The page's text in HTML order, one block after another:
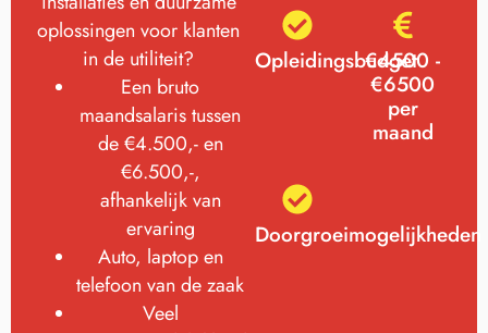
oplossingen voor klanten
in de utiliteit?
Een bruto
maandsalaris tussen
de €4.500,- en
€6.500,-,
afhankelijk van
ervaring
Auto, laptop en
telefoon van de zaak
Veel
Opleidingsbudget
€4500 -
€6500
per
maand
Doorgroeimogelijkheden